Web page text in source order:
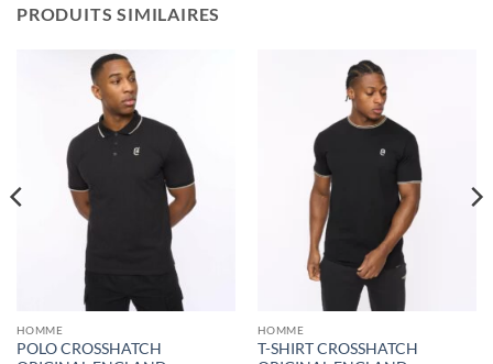
PRODUITS SIMILAIRES
HOMME
POLO CROSSHATCH
HOMME
T-SHIRT CROSSHATCH